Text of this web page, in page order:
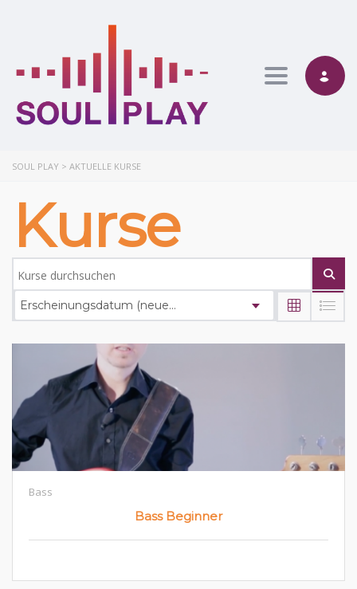
Toggle
SOUL PLAY > AKTUELLE KURSE
Kurse
Erscheinungsdatum (neueste zuerst)
Bass
Bass Beginner